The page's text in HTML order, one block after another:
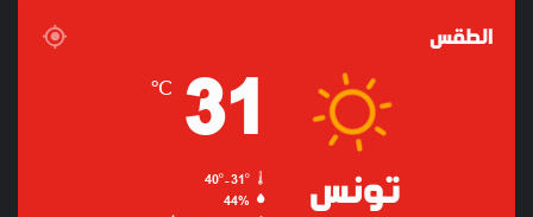
الطقس
تونس
31
℃
44%